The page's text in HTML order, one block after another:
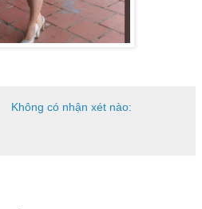
Không có nhận xét nào: